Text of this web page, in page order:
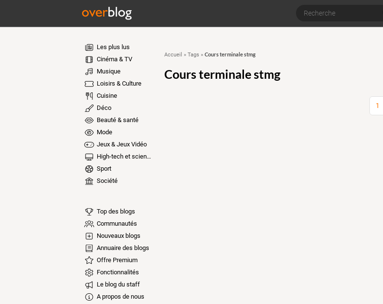
Les plus lus
Cinéma & TV
Musique
Loisirs & Culture
Cuisine
Déco
Beauté & santé
Mode
Jeux & Jeux Vidéo
High-tech et sciences
Sport
Société
Top des blogs
Communautés
Nouveaux blogs
Annuaire des blogs
Offre Premium
Fonctionnalités
Le blog du staff
A propos de nous
Accueil » Tags » Cours terminale stmg
Cours terminale stmg
1